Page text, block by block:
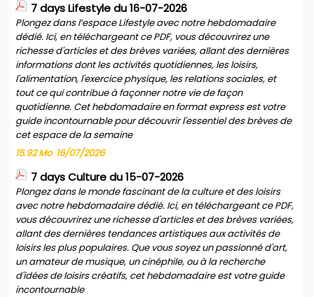
7 days Lifestyle du 16-07-2026
Plongez dans l’espace Lifestyle avec notre hebdomadaire
dédié. Ici, en téléchargeant ce PDF, vous découvrirez une
richesse d'articles et des brèves variées, allant des dernières
informations dont les activités quotidiennes, les loisirs,
l'alimentation, l'exercice physique, les relations sociales, et
tout ce qui contribue à façonner notre vie de façon
quotidienne. Cet hebdomadaire en format express est votre
guide incontournable pour découvrir l'essentiel des brèves de
cet espace de la semaine
15.92 Mo 16/07/2026
7 days Culture du 15-07-2026
Plongez dans le monde fascinant de la culture et des loisirs
avec notre hebdomadaire dédié. Ici, en téléchargeant ce PDF,
vous découvrirez une richesse d'articles et des brèves variées,
allant des dernières tendances artistiques aux activités de
loisirs les plus populaires. Que vous soyez un passionné d'art,
un amateur de musique, un cinéphile, ou à la recherche
d'idées de loisirs créatifs, cet hebdomadaire est votre guide
incontournable